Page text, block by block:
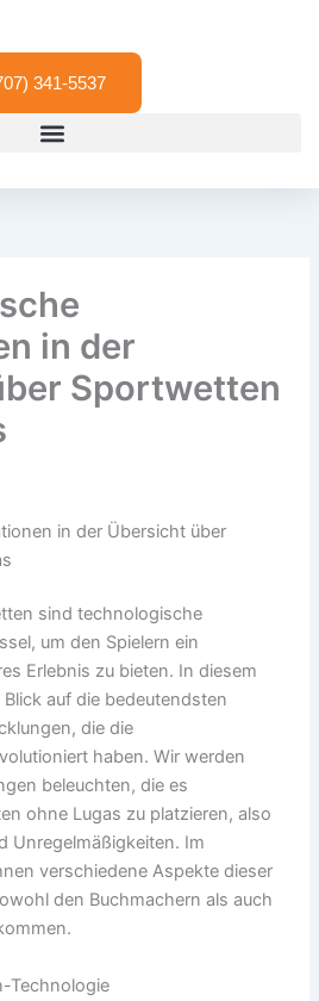
341-5537
in der
Sportwetten
in der Übersicht über
sind technologische
um den Spielern ein
Erlebnis zu bieten. In diesem
auf die bedeutendsten
die die
haben. Wir werden
beleuchten, die es
ohne Lugas zu platzieren, also
Unregelmäßigkeiten. Im
verschiedene Aspekte dieser
den Buchmachern als auch
Technologie